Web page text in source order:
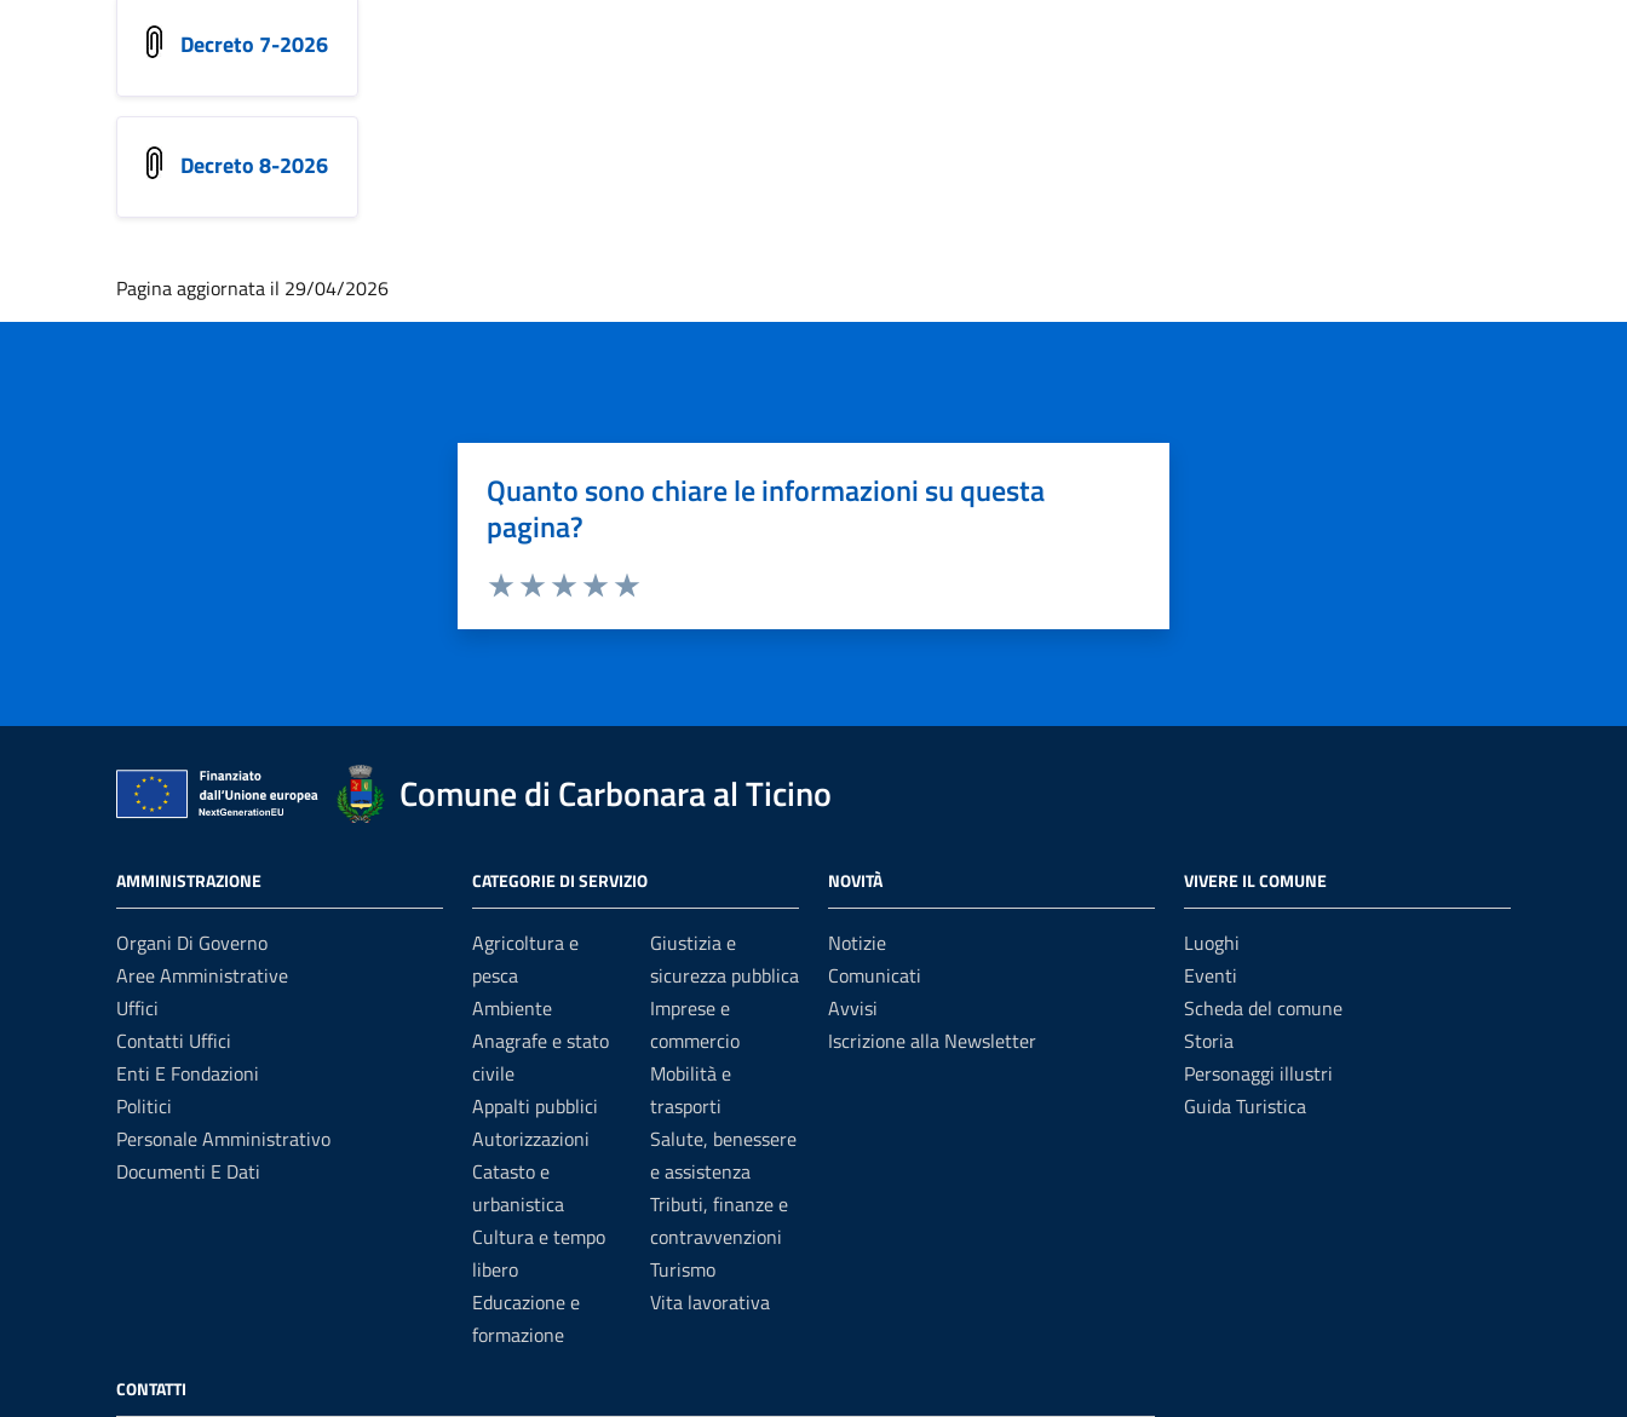
Decreto 7-2026
Decreto 8-2026
Pagina aggiornata il 29/04/2026
Quanto sono chiare le informazioni su questa
pagina?
Comune di Carbonara al Ticino
AMMINISTRAZIONE
Organi Di Governo
Aree Amministrative
Uffici
Contatti Uffici
Enti E Fondazioni
Politici
Personale Amministrativo
Documenti E Dati
CATEGORIE DI SERVIZIO
Agricoltura e
pesca
Ambiente
Anagrafe e stato
civile
Appalti pubblici
Autorizzazioni
Catasto e
urbanistica
Cultura e tempo
libero
Educazione e
formazione
Giustizia e
sicurezza pubblica
Imprese e
commercio
Mobilità e
trasporti
Salute, benessere
e assistenza
Tributi, finanze e
contravvenzioni
Turismo
Vita lavorativa
NOVITÀ
Notizie
Comunicati
Avvisi
Iscrizione alla Newsletter
VIVERE IL COMUNE
Luoghi
Eventi
Scheda del comune
Storia
Personaggi illustri
Guida Turistica
CONTATTI